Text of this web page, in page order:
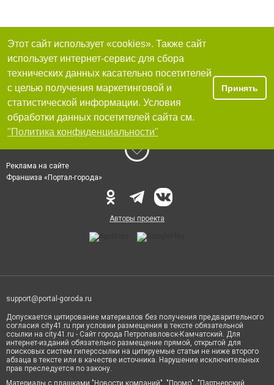
Этот сайт использует «cookies». Также сайт
использует интернет-сервис для сбора
технических данных касательно посетителей
с целью получения маркетинговой и
статистической информации. Условия
обработки данных посетителей сайта см.
"Политика конфиденциальности"
Принять
Реклама на сайте
Франшиза «Портал-города»
Авторы проекта
support@portal-goroda.ru
Допускается цитирование материалов без получения предварительного
согласия city41.ru при условии размещения в тексте обязательной
ссылки на city41.ru - Сайт города Петропавловск-Камчатский. Для
интернет-изданий обязательно размещение прямой, открытой для
поисковых систем гиперссылки на цитируемые статьи не ниже второго
абзаца в тексте или в качестве источника. Нарушение исключительных
прав преследуется по закону.
Материалы с плашками "Новости компаний", "Промо", "Партнерский